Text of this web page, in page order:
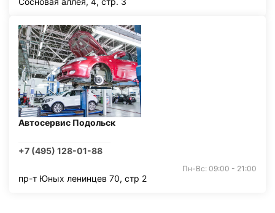
Автосервис Подольск
+7 (495) 128-01-88
Пн-Вс: 09:00 - 21:00
пр-т Юных ленинцев 70, стр 2